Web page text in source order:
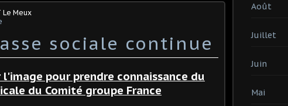
Le Meux
sociale continue
l'image pour prendre connaissance du
du Comité groupe France
Août
Juillet
Juin
Mai